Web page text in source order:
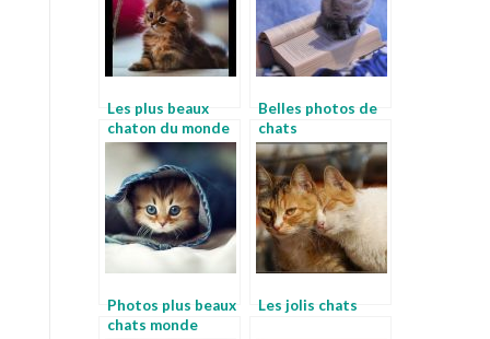
Les plus beaux
chaton du monde
Belles photos de
chats
Photos plus beaux
chats monde
Les jolis chats